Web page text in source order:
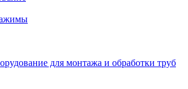
для монтажа и обработки труб